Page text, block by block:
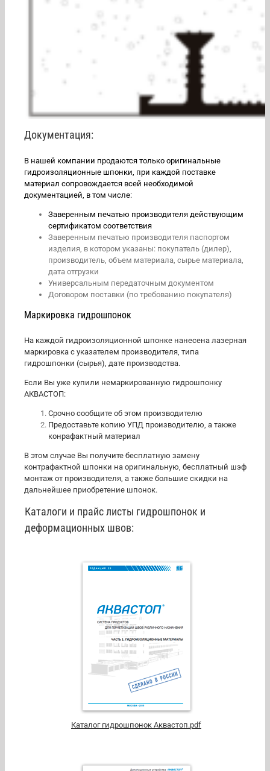
Документация:
В нашей компании продаются только оригинальные
гидроизоляционные шпонки, при каждой поставке
материал сопровождается всей необходимой
документацией, в том числе:
Заверенным печатью производителя действующим
сертификатом соответствия
Заверенным печатью производителя паспортом
изделия, в котором указаны: покупатель (дилер),
производитель, объем материала, сырье материала,
дата отгрузки
Универсальным передаточным документом
Договором поставки (по требованию покупателя)
Маркировка гидрошпонок
На каждой гидроизоляционной шпонке нанесена лазерная
маркировка с указателем производителя, типа
гидрошпонки (сырья), дате производства.
Если Вы уже купили немаркированную гидрошпонку
АКВАСТОП:
Срочно сообщите об этом производителю
Предоставьте копию УПД производителю, а также
конрафактный материал
В этом случае Вы получите бесплатную замену
контрафактной шпонки на оригинальную, бесплатный шэф
монтаж от производителя, а также большие скидки на
дальнейшее приобретение шпонок.
Каталоги и прайс листы гидрошпонок и
деформационных швов:
Каталог гидрошпонок Аквастоп.pdf